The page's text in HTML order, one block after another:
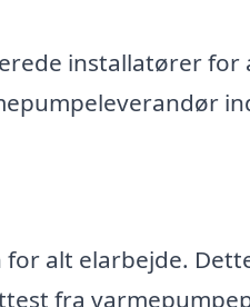
installatører for
alt elarbejde.
fra